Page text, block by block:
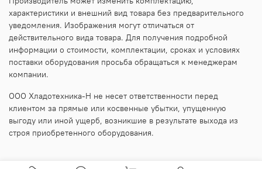
характеристики и внешний вид товара без предварительного
уведомления. Изображения могут отличаться от
действительного вида товара. Для получения подробной
информации о стоимости, комплектации, сроках и условиях
поставки оборудования просьба обращаться к менеджерам
компании.
ООО Хладотехника-Н не несет ответственности перед
клиентом за прямые или косвенные убытки, упущенную
выгоду или иной ущерб, возникшие в результате выхода из
строя приобретенного оборудования.